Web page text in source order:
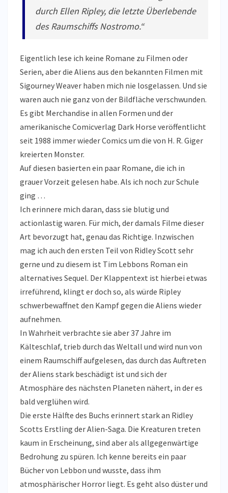
durch Ellen Ripley, die letzte Überlebende
des Raumschiffs Nostromo.“
Eigentlich lese ich keine Romane zu Filmen oder
Serien, aber die Aliens aus den bekannten Filmen mit
Sigourney Weaver haben mich nie losgelassen. Und sie
waren auch nie ganz von der Bildfläche verschwunden.
Es gibt Merchandise in allen Formen und der
amerikanische Comicverlag Dark Horse veröffentlicht
seit 1988 immer wieder Comics um die von H. R. Giger
kreierten Monster.
Auf diesen basierten ein paar Romane, die ich in
grauer Vorzeit gelesen habe. Als ich noch zur Schule
ging …
Ich erinnere mich daran, dass sie blutig und
actionlastig waren. Für mich, der damals Filme dieser
Art bevorzugt hat, genau das Richtige. Inzwischen
mag ich auch den ersten Teil von Ridley Scott sehr
gerne und zu diesem ist Tim Lebbons Roman ein
alternatives Sequel. Der Klappentext ist hierbei etwas
irreführend, klingt er doch so, als würde Ripley
schwerbewaffnet den Kampf gegen die Aliens wieder
aufnehmen.
In Wahrheit verbrachte sie aber 37 Jahre im
Kälteschlaf, trieb durch das Weltall und wird nun von
einem Raumschiff aufgelesen, das durch das Auftreten
der Aliens stark beschädigt ist und sich der
Atmosphäre des nächsten Planeten nähert, in der es
bald verglühen wird.
Die erste Hälfte des Buchs erinnert stark an Ridley
Scotts Erstling der Alien-Saga. Die Kreaturen treten
kaum in Erscheinung, sind aber als allgegenwärtige
Bedrohung zu spüren. Ich kenne bereits ein paar
Bücher von Lebbon und wusste, dass ihm
atmosphärischer Horror liegt. Es geht also düster und